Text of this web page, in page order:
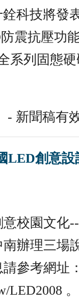
銓科技將發
震抗壓功
系列固態
- 新聞稿有
LED創意
校園文化
辦理三場
參考網址
LED2008 。